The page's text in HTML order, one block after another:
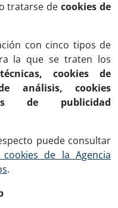
tratarse decookies de
con cinco tipos de
la que se traten los
cookies de
análisis, cookies
de publicidad
puede consultar
de la Agencia
.